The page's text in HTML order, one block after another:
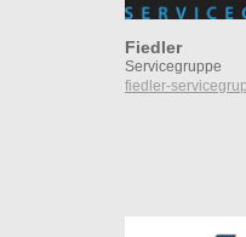
Fiedler
Servicegruppe
fiedler-